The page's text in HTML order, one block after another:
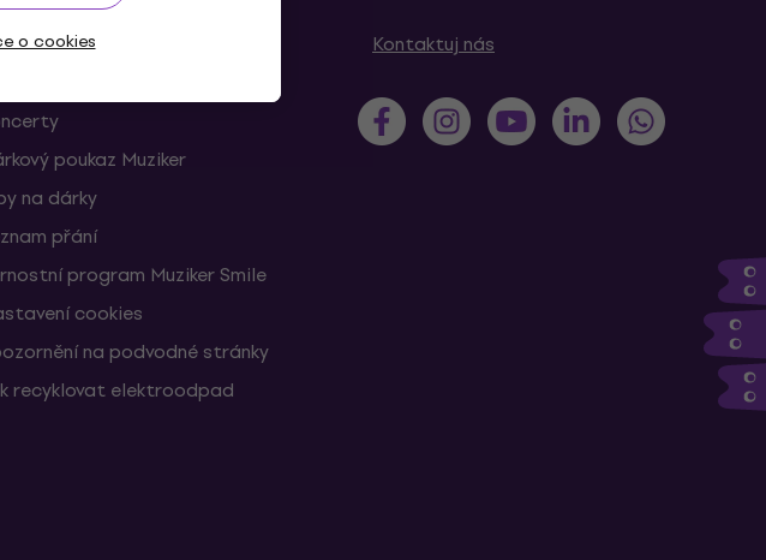
o cookies
- Často kladené otázky
poukaz Muziker
na dárky
přání
program Muziker Smile
cookies
na podvodné stránky
recyklovat elektroodpad
Kontaktuj nás